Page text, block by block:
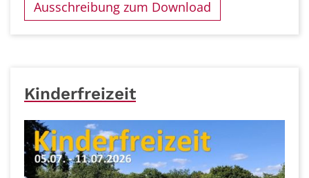
Ausschreibung zum Download
Kinderfreizeit